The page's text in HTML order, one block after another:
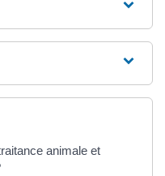
animale et